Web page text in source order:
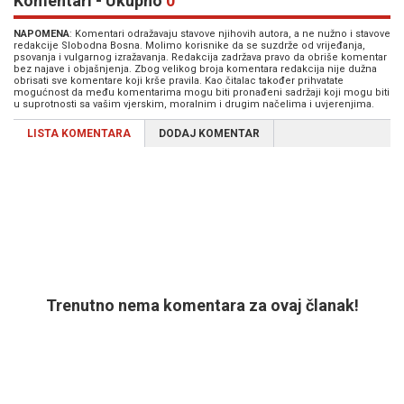
NAPOMENA: Komentari odražavaju stavove njihovih autora, a ne nužno i stavove
redakcije Slobodna Bosna. Molimo korisnike da se suzdrže od vrijeđanja,
psovanja i vulgarnog izražavanja. Redakcija zadržava pravo da obriše komentar
bez najave i objašnjenja. Zbog velikog broja komentara redakcija nije dužna
obrisati sve komentare koji krše pravila. Kao čitalac također prihvatate
mogućnost da među komentarima mogu biti pronađeni sadržaji koji mogu biti
u suprotnosti sa vašim vjerskim, moralnim i drugim načelima i uvjerenjima.
LISTA KOMENTARA DODAJ KOMENTAR
Trenutno nema komentara za ovaj članak!